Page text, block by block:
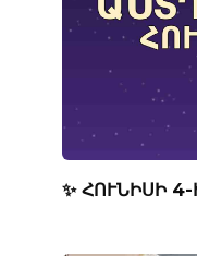
✨ ՀՈՒՆԻՍԻ